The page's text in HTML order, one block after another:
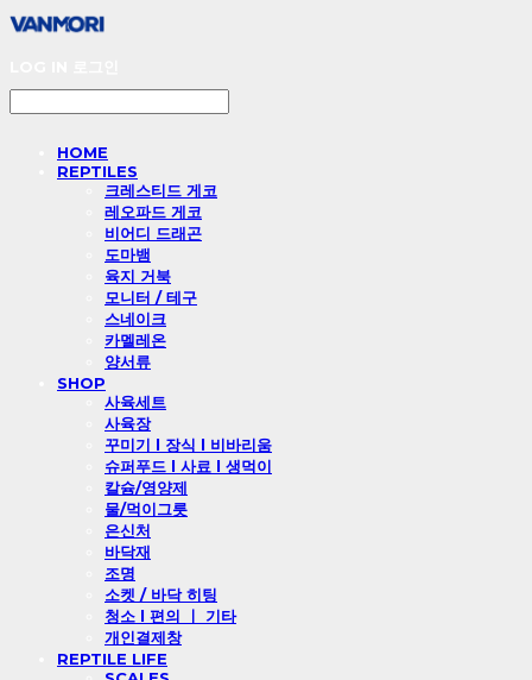
HOME
REPTILES
크레스티드 게코
레오파드 게코
비어디 드래곤
도마뱀
육지 거북
모니터 / 테구
스네이크
카멜레온
양서류
SHOP
사육세트
사육장
꾸미기 l 장식 l 비바리움
슈퍼푸드 l 사료 l 생먹이
칼슘/영양제
물/먹이그릇
은신처
바닥재
조명
소켓 / 바닥 히팅
청소 l 편의 ㅣ 기타
개인결제창
REPTILE LIFE